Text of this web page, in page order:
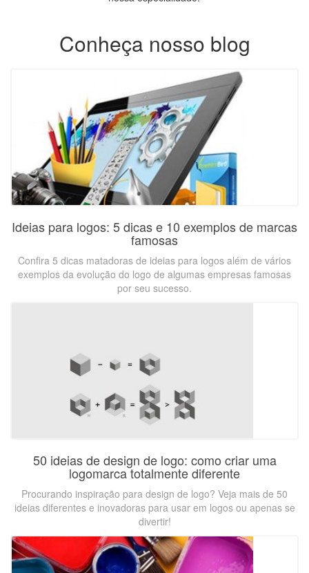
Conheça nosso blog
Ideias para logos: 5 dicas e 10 exemplos de marcas
famosas
Confira 5 dicas matadoras de ideias para logos além de vários
exemplos da evolução do logo de algumas empresas famosas
por seu sucesso.
50 ideias de design de logo: como criar uma
logomarca totalmente diferente
Procurando inspiração para design de logo? Veja mais de 50
ideias diferentes e inovadoras para usar em logos ou apenas se
divertir!